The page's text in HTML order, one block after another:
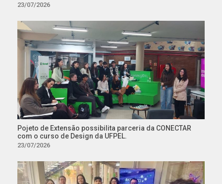
23/07/2026
Pojeto de Extensão possibilita parceria da CONECTAR
com o curso de Design da UFPEL.
23/07/2026